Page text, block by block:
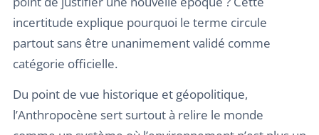
incertitude explique pourquoi le terme circule
partout sans être unanimement validé comme
catégorie officielle.
Du point de vue historique et géopolitique,
l’Anthropocène sert surtout à relire le monde